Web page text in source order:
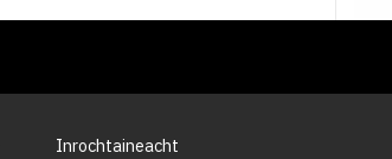
Inrochtaineacht